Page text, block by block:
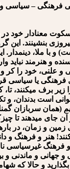
فرهنگی – سیاسی
معنادار خود در
بنشینند. این
ملا، دین⁯مدار.
و هنرمند نباید
علنی، خود را کر و
فرهنگی یا سیاسی
برف می⁯کنند، تا،
است بدندان،
(همان سربازان
آن جای می⁯دهند تا
زمین و زمان، در
هنر و فرهنگ و
غیرسیاسی نام
جهانی و ماندنی و
و حالا که